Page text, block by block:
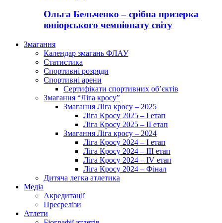
Ольга Бельченко – срібна призерка
юніорського чемпіонату світу
Змагання
Календар змагань ФЛАУ
Статистика
Спортивні розряди
Спортивні арени
Сертифікати спортивних об’єктів
Змагання “Ліга кросу”
Змагання Ліга кросу – 2025
Ліга Кросу 2025 – I етап
Ліга Кросу 2025 – II етап
Змагання Ліга кросу – 2024
Ліга Кросу 2024 – I етап
Ліга Кросу 2024 – III етап
Ліга Кросу 2024 – IV етап
Ліга Кросу 2024 – Фінал
Дитяча легка атлетика
Медіа
Акредитації
Пресрелізи
Атлети